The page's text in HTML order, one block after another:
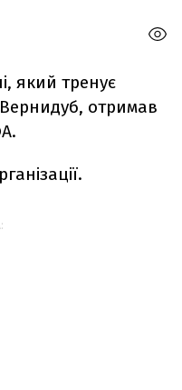
який тренує
отримав